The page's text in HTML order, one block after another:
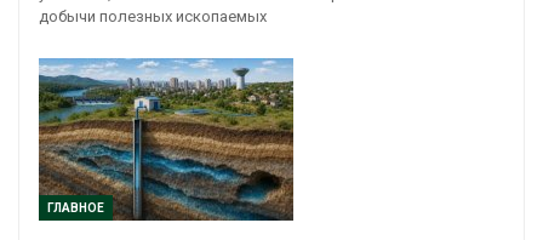
добычи полезных ископаемых
ГЛАВНОЕ